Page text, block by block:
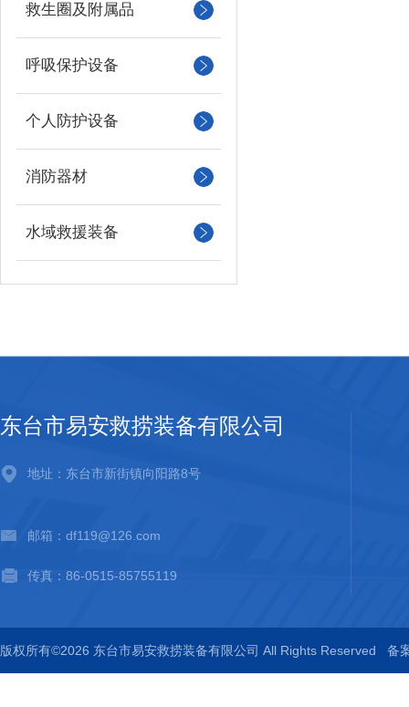
救生圈及附属品
呼吸保护设备
个人防护设备
消防器材
水域救援装备
东台市易安救捞装备有限公司
地址：东台市新街镇向阳路8号
邮箱：df119@126.com
传真：86-0515-85755119
版权所有©2026 东台市易安救捞装备有限公司 All Rights Reserved 备